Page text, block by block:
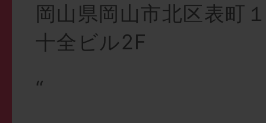
岡山県岡山市北区表町
十全ビル2F
“